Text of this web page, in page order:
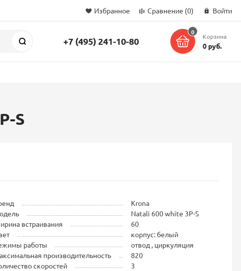
Избранное Сравнение (0) Войти
Поиск +7 (495) 241-10-80
0
Корзина
0 руб.
S
Krona
Natali 600 white 3P-S
встраивания
60
корпус: белый
работы
отвод , циркуляция
производительность
820
скоростей
3